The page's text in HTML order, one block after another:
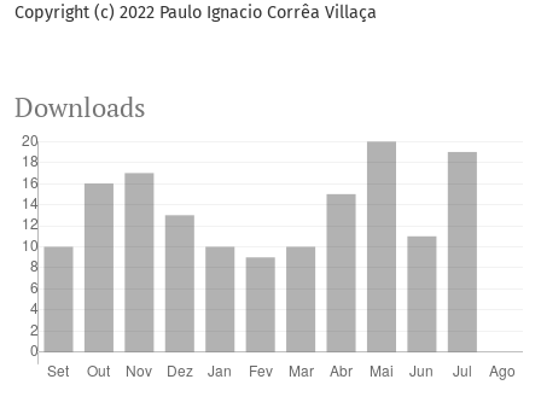
Copyright (c) 2022 Paulo Ignacio Corrêa Villaça
Downloads